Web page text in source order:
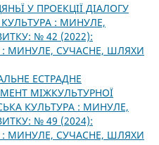
У ПРОЕКЦІЇ ДІАЛОГУ
КУЛЬТУРА : МИНУЛЕ,
№ 42 (2022):
: МИНУЛЕ, СУЧАСНЕ, ШЛЯХИ
ЕСТРАДНЕ
МІЖКУЛЬТУРНОЇ
КУЛЬТУРА : МИНУЛЕ,
№ 49 (2024):
: МИНУЛЕ, СУЧАСНЕ, ШЛЯХИ